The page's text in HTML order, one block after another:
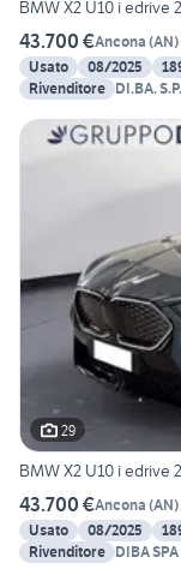
BMW X2 U10 i edrive
43.700 €Ancona (AN)
Usato
08/2025
Rivenditore DI.BA.
29
BMW X2 U10 i edrive
43.700 €Ancona (AN)
Usato
08/2025
Rivenditore DIBA SPA